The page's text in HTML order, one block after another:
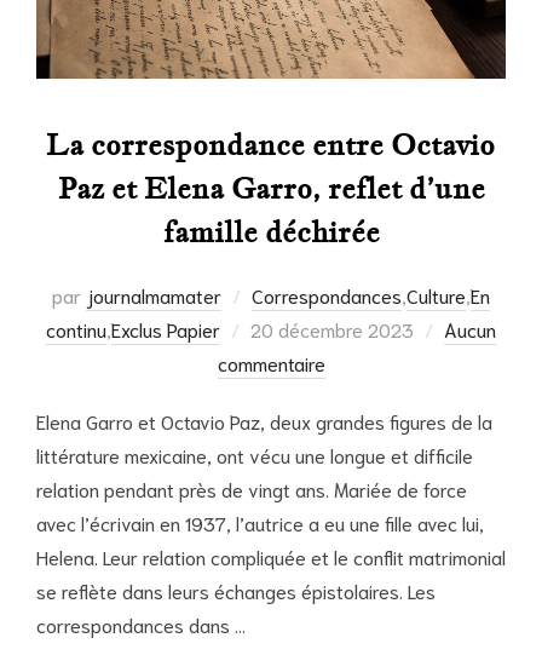
La correspondance entre Octavio
Paz et Elena Garro, reflet d’une
famille déchirée
par journalmamater Correspondances Culture En
continu Exclus Papier
Publié
le
20 décembre 2023
Aucun
commentaire
Elena Garro et Octavio Paz, deux grandes figures de la
littérature mexicaine, ont vécu une longue et difficile
relation pendant près de vingt ans. Mariée de force
avec l’écrivain en 1937, l’autrice a eu une fille avec lui,
Helena. Leur relation compliquée et le conflit matrimonial
se reflète dans leurs échanges épistolaires. Les
correspondances dans …